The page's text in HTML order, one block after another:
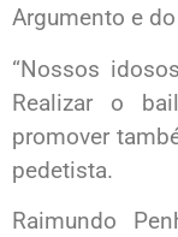
Argumento e
“Nossos
Realizar o
promover
pedetista.
Raimundo